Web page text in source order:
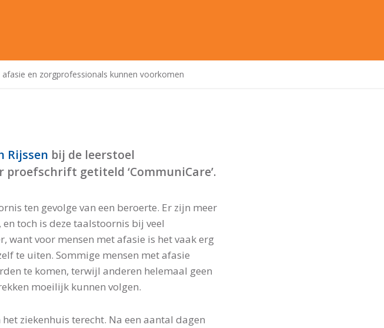
en zorgprofessionals kunnen voorkomen
Rijssen bij de leerstoel
getiteld ‘CommuniCare’.
ten gevolge van een beroerte. Er zijn meer
toch is deze taalstoornis bij veel
want voor mensen met afasie is het vaak erg
te uiten. Sommige mensen met afasie
te komen, terwijl anderen helemaal geen
moeilijk kunnen volgen.
ziekenhuis terecht. Na een aantal dagen